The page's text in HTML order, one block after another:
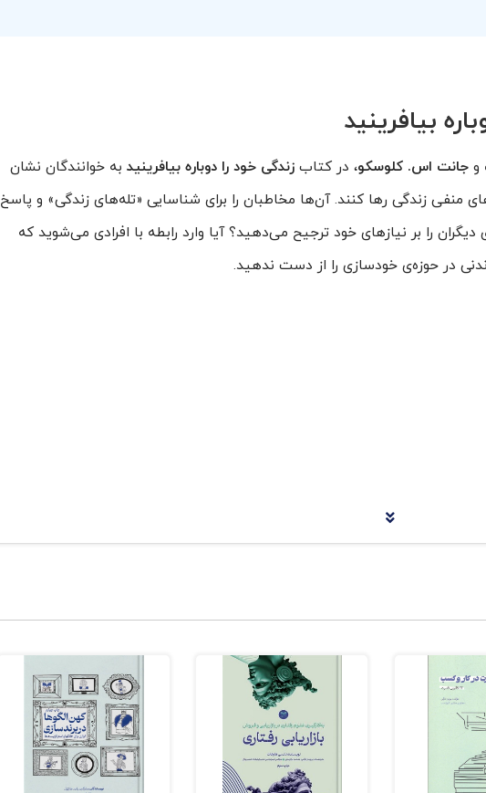
بیافرینید
وجانت اس. کلوسکو، در کتابزندگی خود را دوباره بیافرینید به خوانندگان نشان
منفی زندگی رها کنند. آن‌ها مخاطبان را برای شناسایی «تله‌های زندگی» و پاسخ
دیگران را بر نیازهای خود ترجیح می‌دهید؟ آیا وارد رابطه با افرادی می‌شوید که
در حوزه‌ی خودسازی را از دست ندهید.